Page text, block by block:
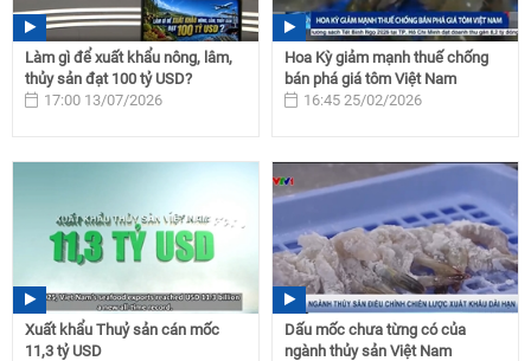
Làm gì để xuất khẩu nông, lâm,
thủy sản đạt 100 tỷ USD?
17:00 13/07/2026
Hoa Kỳ giảm mạnh thuế chống
bán phá giá tôm Việt Nam
16:45 25/02/2026
Xuất khẩu Thuỷ sản cán mốc
11,3 tỷ USD
Dấu mốc chưa từng có của
ngành thủy sản Việt Nam